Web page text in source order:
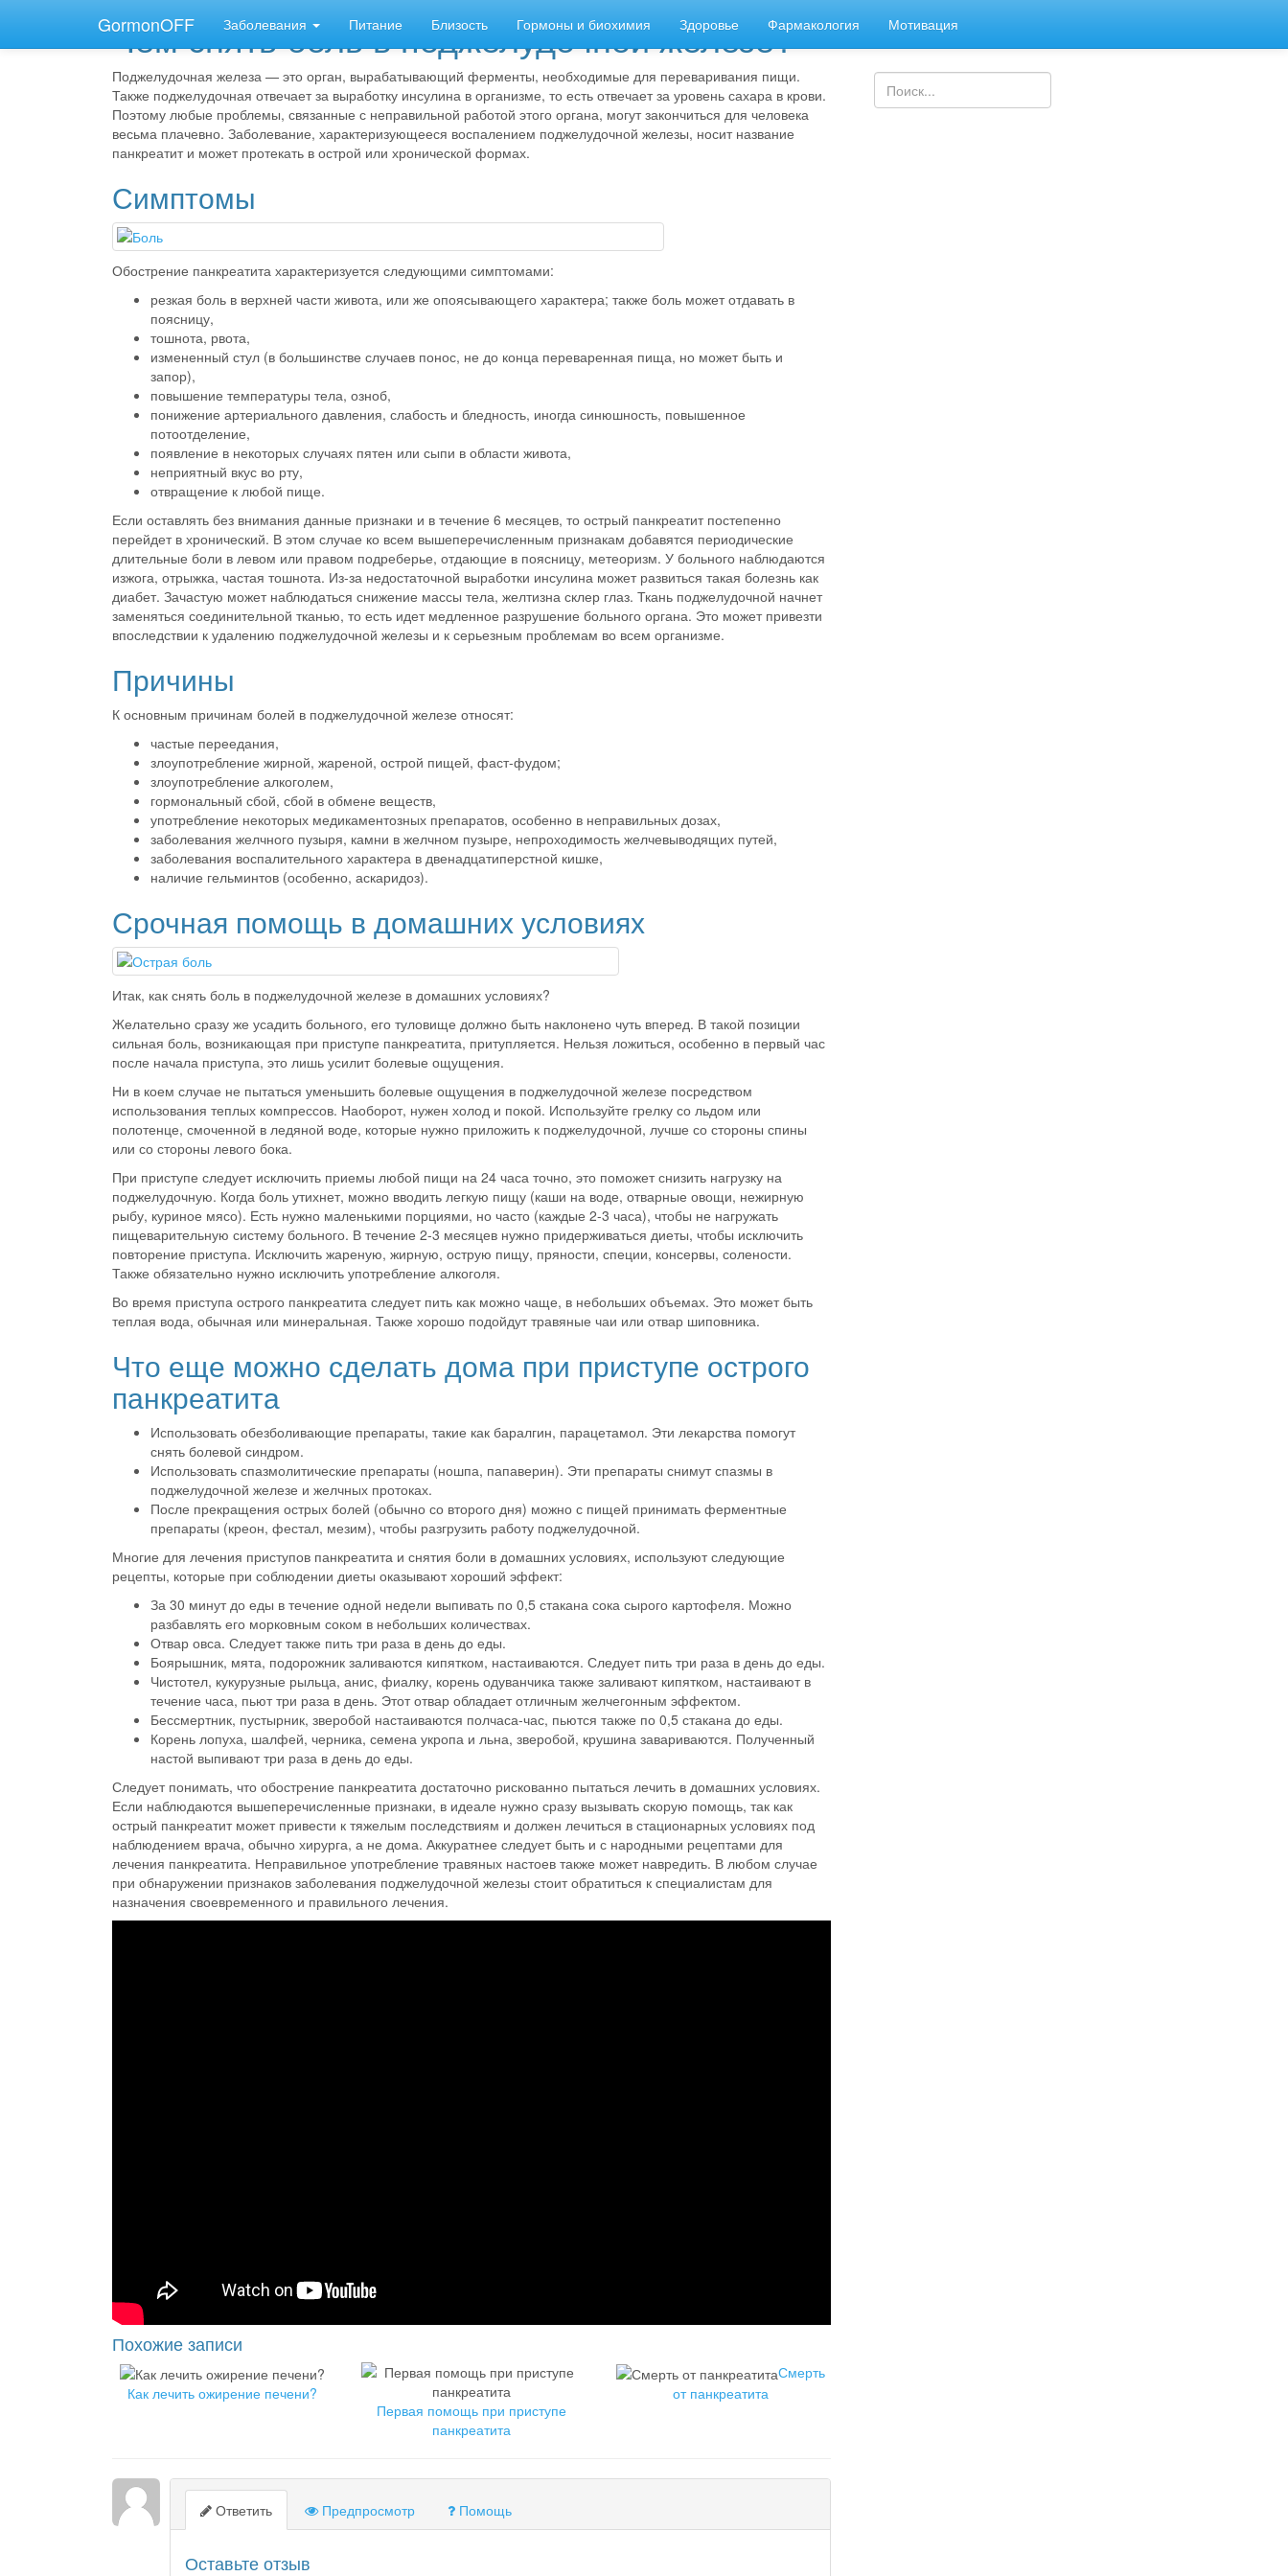
GormonOFF Заболевания Питание Близость Гормоны и биохимия Здоровье Фармакология Мотивация
Чем снять боль в поджелудочной железе?
Поджелудочная железа — это орган, вырабатывающий ферменты, необходимые для переваривания пищи.
Также поджелудочная отвечает за выработку инсулина в организме, то есть отвечает за уровень сахара в крови.
Поэтому любые проблемы, связанные с неправильной работой этого органа, могут закончиться для человека
весьма плачевно. Заболевание, характеризующееся воспалением поджелудочной железы, носит название
панкреатит и может протекать в острой или хронической формах.
Симптомы
Обострение панкреатита характеризуется следующими симптомами:
резкая боль в верхней части живота, или же опоясывающего характера; также боль может отдавать в
поясницу,
тошнота, рвота,
измененный стул (в большинстве случаев понос, не до конца переваренная пища, но может быть и
запор),
повышение температуры тела, озноб,
понижение артериального давления, слабость и бледность, иногда синюшность, повышенное
потоотделение,
появление в некоторых случаях пятен или сыпи в области живота,
неприятный вкус во рту,
отвращение к любой пище.
Если оставлять без внимания данные признаки и в течение 6 месяцев, то острый панкреатит постепенно
перейдет в хронический. В этом случае ко всем вышеперечисленным признакам добавятся периодические
длительные боли в левом или правом подреберье, отдающие в поясницу, метеоризм. У больного наблюдаются
изжога, отрыжка, частая тошнота. Из-за недостаточной выработки инсулина может развиться такая болезнь как
диабет. Зачастую может наблюдаться снижение массы тела, желтизна склер глаз. Ткань поджелудочной начнет
заменяться соединительной тканью, то есть идет медленное разрушение больного органа. Это может привезти
впоследствии к удалению поджелудочной железы и к серьезным проблемам во всем организме.
Причины
К основным причинам болей в поджелудочной железе относят:
частые переедания,
злоупотребление жирной, жареной, острой пищей, фаст-фудом;
злоупотребление алкоголем,
гормональный сбой, сбой в обмене веществ,
употребление некоторых медикаментозных препаратов, особенно в неправильных дозах,
заболевания желчного пузыря, камни в желчном пузыре, непроходимость желчевыводящих путей,
заболевания воспалительного характера в двенадцатиперстной кишке,
наличие гельминтов (особенно, аскаридоз).
Срочная помощь в домашних условиях
Итак, как снять боль в поджелудочной железе в домашних условиях?
Желательно сразу же усадить больного, его туловище должно быть наклонено чуть вперед. В такой позиции
сильная боль, возникающая при приступе панкреатита, притупляется. Нельзя ложиться, особенно в первый час
после начала приступа, это лишь усилит болевые ощущения.
Ни в коем случае не пытаться уменьшить болевые ощущения в поджелудочной железе посредством
использования теплых компрессов. Наоборот, нужен холод и покой. Используйте грелку со льдом или
полотенце, смоченной в ледяной воде, которые нужно приложить к поджелудочной, лучше со стороны спины
или со стороны левого бока.
При приступе следует исключить приемы любой пищи на 24 часа точно, это поможет снизить нагрузку на
поджелудочную. Когда боль утихнет, можно вводить легкую пищу (каши на воде, отварные овощи, нежирную
рыбу, куриное мясо). Есть нужно маленькими порциями, но часто (каждые 2-3 часа), чтобы не нагружать
пищеварительную систему больного. В течение 2-3 месяцев нужно придерживаться диеты, чтобы исключить
повторение приступа. Исключить жареную, жирную, острую пищу, пряности, специи, консервы, солености.
Также обязательно нужно исключить употребление алкоголя.
Во время приступа острого панкреатита следует пить как можно чаще, в небольших объемах. Это может быть
теплая вода, обычная или минеральная. Также хорошо подойдут травяные чаи или отвар шиповника.
Что еще можно сделать дома при приступе острого
панкреатита
Использовать обезболивающие препараты, такие как баралгин, парацетамол. Эти лекарства помогут
снять болевой синдром.
Использовать спазмолитические препараты (ношпа, папаверин). Эти препараты снимут спазмы в
поджелудочной железе и желчных протоках.
После прекращения острых болей (обычно со второго дня) можно с пищей принимать ферментные
препараты (креон, фестал, мезим), чтобы разгрузить работу поджелудочной.
Многие для лечения приступов панкреатита и снятия боли в домашних условиях, используют следующие
рецепты, которые при соблюдении диеты оказывают хороший эффект:
За 30 минут до еды в течение одной недели выпивать по 0,5 стакана сока сырого картофеля. Можно
разбавлять его морковным соком в небольших количествах.
Отвар овса. Следует также пить три раза в день до еды.
Боярышник, мята, подорожник заливаются кипятком, настаиваются. Следует пить три раза в день до еды.
Чистотел, кукурузные рыльца, анис, фиалку, корень одуванчика также заливают кипятком, настаивают в
течение часа, пьют три раза в день. Этот отвар обладает отличным желчегонным эффектом.
Бессмертник, пустырник, зверобой настаиваются полчаса-час, пьются также по 0,5 стакана до еды.
Корень лопуха, шалфей, черника, семена укропа и льна, зверобой, крушина завариваются. Полученный
настой выпивают три раза в день до еды.
Следует понимать, что обострение панкреатита достаточно рискованно пытаться лечить в домашних условиях.
Если наблюдаются вышеперечисленные признаки, в идеале нужно сразу вызывать скорую помощь, так как
острый панкреатит может привести к тяжелым последствиям и должен лечиться в стационарных условиях под
наблюдением врача, обычно хирурга, а не дома. Аккуратнее следует быть и с народными рецептами для
лечения панкреатита. Неправильное употребление травяных настоев также может навредить. В любом случае
при обнаружении признаков заболевания поджелудочной железы стоит обратиться к специалистам для
назначения своевременного и правильного лечения.
Похожие записи
Как лечить ожирение печени?
Первая помощь при приступе
панкреатита
Смерть
от панкреатита
Ответить Предпросмотр Помощь
Оставьте отзыв